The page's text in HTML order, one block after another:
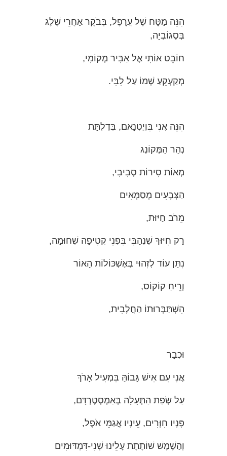
הִנֵּה מַטָּח שֶׁל עֲרָפֶל, בְּבֹקֶר אַחֲרֵי שֶׁלֶג
בְּסֶגוֹבְיָה,
חוֹבֵט אוֹתִי אֶל אַבִּיר מְקוֹמִי,
מְקַעְקֵעַ שְׁמוֹ עַל לִבִּי.
הִנֵּה אֲנִי בִּוְיֶטְנָאם, בְּדֶלְתַּת
נְהַר הַמֶּקוֹנְג
מְאוֹת סִירוֹת סְבִיבִי,
הַצְּבָעִים מְסַמְּאִים
מֵרֹב חַיּוּת,
רַק חִיּוּךְ שֶׁנְהַבִּי בִּפְנֵי קְטִיפָה שְׁחוּמָה,
נִתַּן עוֹד לְזִהוּי בְּאֶשְׁכּוֹלוֹת הָאוֹר
וְרֵיחַ קוֹקוֹס,
הִשְׁתַּבְּרוּתוֹ הַחֲלָבִית,
וּכְבָר
אֲנִי עִם אִישׁ גָּבוֹהַּ בִּמְעִיל אָרֹךְ
עַל שְׂפַת הַתְּעָלָה בְּאַמְסְטֶרְדָּם,
פָּנָיו חִוְּרִים, עֵינָיו אֲגַמֵּי אֹפֶל,
וְהַשֶּׁמֶשׁ שׁוֹתֶתֶת עָלֵינוּ שְׁנִי-דִּמְדּוּמִים